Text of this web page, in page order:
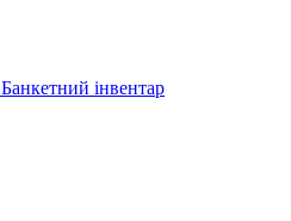
Банкетний інвентар